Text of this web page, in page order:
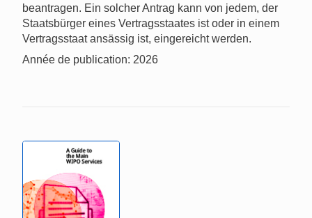
beantragen. Ein solcher Antrag kann von jedem, der
Staatsbürger eines Vertragsstaates ist oder in einem
Vertragsstaat ansässig ist, eingereicht werden.
Année de publication: 2026